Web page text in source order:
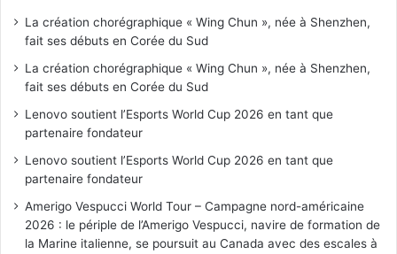
La création chorégraphique « Wing Chun », née à Shenzhen,
fait ses débuts en Corée du Sud
La création chorégraphique « Wing Chun », née à Shenzhen,
fait ses débuts en Corée du Sud
Lenovo soutient l’Esports World Cup 2026 en tant que
partenaire fondateur
Lenovo soutient l’Esports World Cup 2026 en tant que
partenaire fondateur
Amerigo Vespucci World Tour – Campagne nord-américaine
2026 : le périple de l’Amerigo Vespucci, navire de formation de
la Marine italienne, se poursuit au Canada avec des escales à